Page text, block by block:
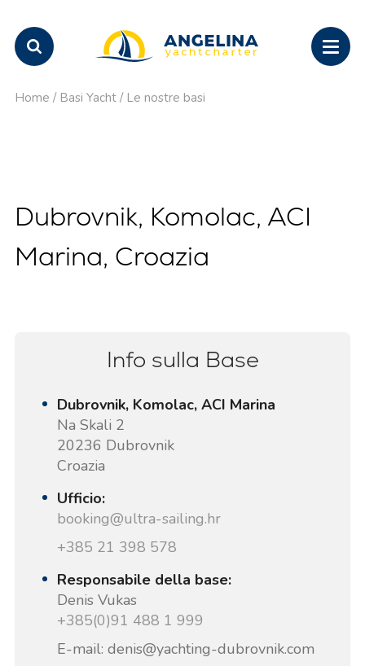
Home / Basi Yacht / Le nostre basi
Dubrovnik, Komolac, ACI
Marina, Croazia
Info sulla Base
Dubrovnik, Komolac, ACI Marina
Na Skali 2
20236 Dubrovnik
Croazia
Ufficio:
booking@ultra-sailing.hr
+385 21 398 578
Responsabile della base:
Denis Vukas
+385(0)91 488 1 999
E-mail: denis@yachting-dubrovnik.com